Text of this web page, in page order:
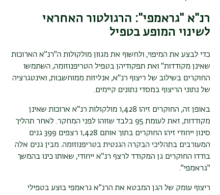
רנ"א "גראמפי": הרגולטור האחראי
לשינוי המופע בטפיל
כדי לבצע את המיפוי, ולחשוף את מגוון מולקולות ה"רנ"א הארוכות
שאינן מקודדות" ואת תפקודיהן בטפיל הטריפנוזומה, השתמשו
החוקרים בשילוב של ריצוף רנ"א, אנליזות ממוחשבות, ואינטגרציה
של נתוני הריצוף במסדי נתונים קיימים.
באופן זה, החוקרים זיהו 1,428 מולקולות רנ"א ארוכות שאינן
מקודדות, זאת לעומת 95 בלבד שזוהו לפני המחקר. לאחר תהליך
סינון ייחודי זיהו החוקרים בתוך אותם 1,428 רצפים 399 גנים
המעורבים בתהליכי הבקרה הגנטית בטריפנוזומה. מבין גנים אלה
בודדו החוקרים גן המקודד לרצף רנ"א ייחודי, שאותו כינו בהמשך
"גראמפי".
ריצוף עומק של הגן המבטא את הרנ"א גראמפי בוצע בטפילי